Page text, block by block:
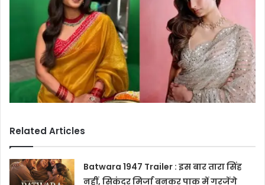
Related Articles
Batwara 1947 Trailer : इस बार तारा सिंह
नहीं, सिकंदर मिर्जा बनकर पाक में गरजेंगे